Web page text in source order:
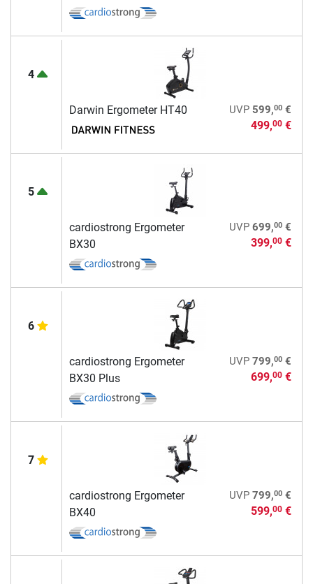
4
Darwin Ergometer HT40 UVP 599,00€
499,00€
5
cardiostrong Ergometer
BX30
UVP 699,00€
399,00€
6
cardiostrong Ergometer
BX30 Plus
UVP 799,00€
699,00€
7
cardiostrong Ergometer
BX40
UVP 799,00€
599,00€